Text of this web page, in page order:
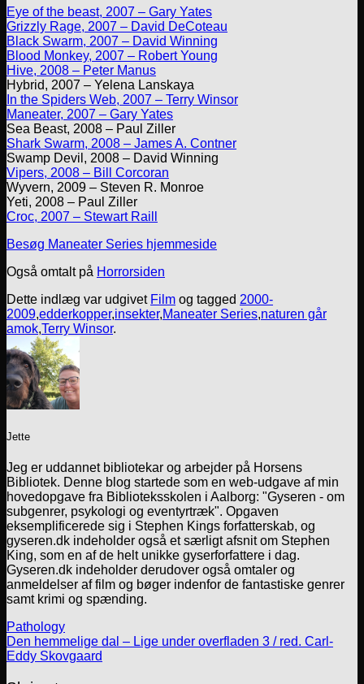
Eye of the beast, 2007 – Gary Yates
Grizzly Rage, 2007 – David DeCoteau
Black Swarm, 2007 – David Winning
Blood Monkey, 2007 – Robert Young
Hive, 2008 – Peter Manus
Hybrid, 2007 – Yelena Lanskaya
In the Spiders Web, 2007 – Terry Winsor
Maneater, 2007 – Gary Yates
Sea Beast, 2008 – Paul Ziller
Shark Swarm, 2008 – James A. Contner
Swamp Devil, 2008 – David Winning
Vipers, 2008 – Bill Corcoran
Wyvern, 2009 – Steven R. Monroe
Yeti, 2008 – Paul Ziller
Croc, 2007 – Stewart Raill
Besøg Maneater Series hjemmeside
Også omtalt på Horrorsiden
Dette indlæg var udgivet Film og tagged 2000-
2009,edderkopper,insekter,Maneater Series,naturen går
amok,Terry Winsor.
Jette
Jeg er uddannet bibliotekar og arbejder på Horsens
Bibliotek. Denne blog startede som en web-udgave af min
hovedopgave fra Biblioteksskolen i Aalborg: "Gyseren - om
subgenrer, psykologi og eventyrtræk". Opgaven
eksemplificerede sig i Stephen Kings forfatterskab, og
gyseren.dk indeholder også et særligt afsnit om Stephen
King, som en af de helt unikke gyserforfattere i dag.
Gyseren.dk indeholder derudover også omtaler og
anmeldelser af film og bøger indenfor de fantastiske genrer
samt krimi og spænding.
Pathology
Den hemmelige dal – Lige under overfladen 3 / red. Carl-
Eddy Skovgaard